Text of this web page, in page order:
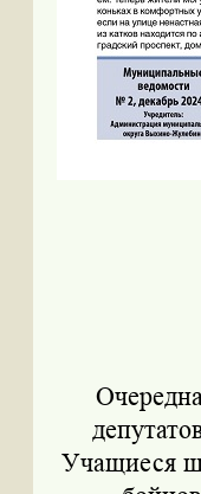
Учащиеся